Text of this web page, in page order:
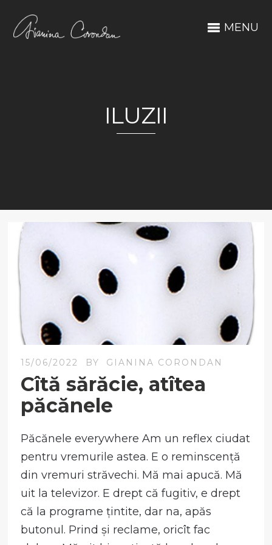
MENU
ILUZII
15/06/2022 BY GIANINA CORONDAN
Cîtă sărăcie, atîtea
păcănele
Păcănele everywhere Am un reflex ciudat
pentru vremurile astea. E o reminscență
din vremuri străvechi. Mă mai apucă. Mă
uit la televizor. E drept că fugitiv, e drept
că la programe țintite, dar na, apăs
butonul. Prind și reclame, oricît fac